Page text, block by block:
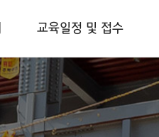
교육일정 및 접수